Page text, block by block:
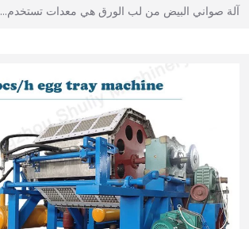
آلة صواني البيض من لب الورق هي معدات تستخدم…